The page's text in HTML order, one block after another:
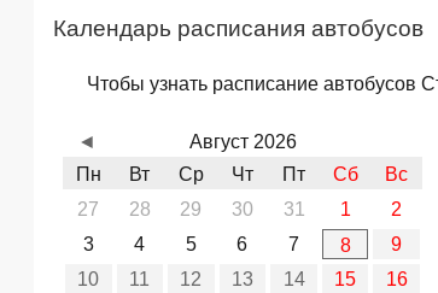
Календарь расписания автобусов
Чтобы узнать расписание автобусов
Август 2026
Пн
Вт Ср Чт Пт Сб
Вс
27
28 29 30 31 1
2
3
4 5 6 7 8
9
10
11 12 13 14 15
16
◄